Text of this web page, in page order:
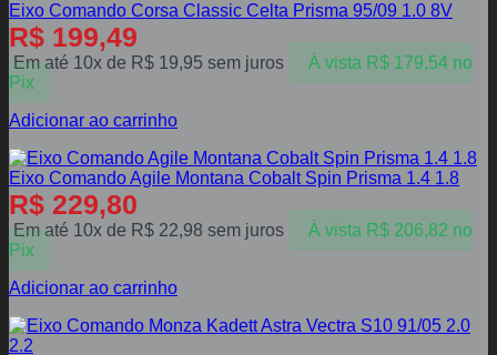
Eixo Comando Corsa Classic Celta Prisma 95/09 1.0 8V
R$ 199,49
Em até 10x de R$ 19,95 sem juros À vista R$179,54 no
Pix
Adicionar ao carrinho
Eixo Comando Agile Montana Cobalt Spin Prisma 1.4 1.8
R$ 229,80
Em até 10x de R$ 22,98 sem juros À vista R$206,82 no
Pix
Adicionar ao carrinho